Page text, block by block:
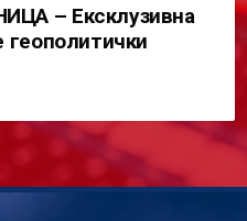
– Ексклузивна
геополитички